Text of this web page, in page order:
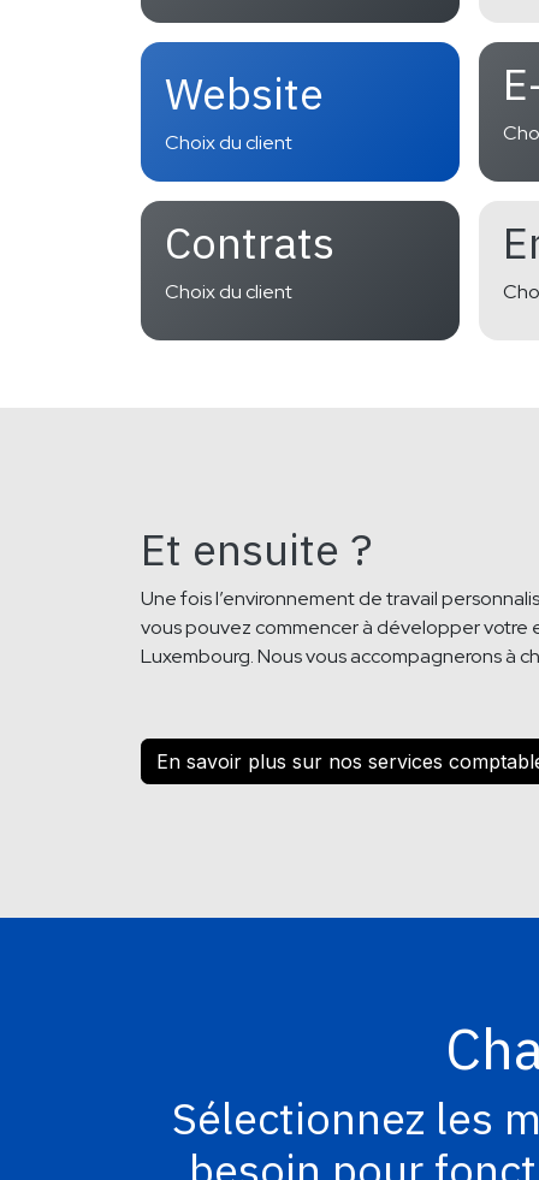
Website
Choix du client
Contrats
Choix du client
Et ensuite ?
Une fois l’environnement de travail
vous pouvez commencer à développer votre
Luxembourg. Nous vous accompagnerons à
En savoir plus sur nos services
Sélectionnez les